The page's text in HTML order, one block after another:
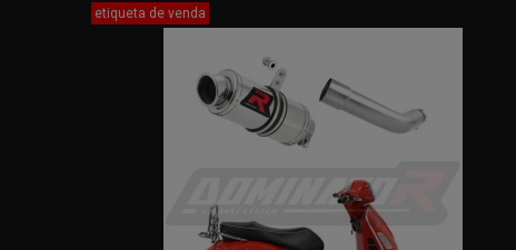
etiqueta de venda